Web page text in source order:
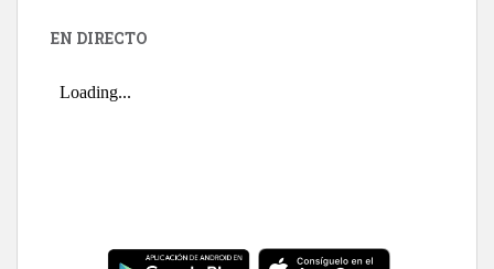
EN DIRECTO